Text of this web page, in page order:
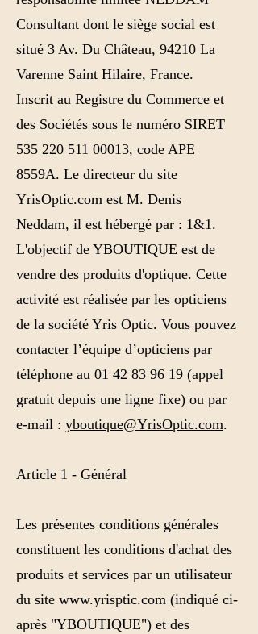
Consultant dont le siège social est
situé 3 Av. Du Château, 94210 La
Varenne Saint Hilaire, France.
Inscrit au Registre du Commerce et
des Sociétés sous le numéro SIRET
535 220 511 00013, code APE
8559A. Le directeur du site
YrisOptic.com est M. Denis
Neddam, il est hébergé par : 1&1.
L'objectif de YBOUTIQUE est de
vendre des produits d'optique. Cette
activité est réalisée par les opticiens
de la société Yris Optic. Vous pouvez
contacter l’équipe d’opticiens par
téléphone au 01 42 83 96 19 (appel
gratuit depuis une ligne fixe) ou par
e-mail : yboutique@YrisOptic.com.
Article 1 - Général
Les présentes conditions générales
constituent les conditions d'achat des
produits et services par un utilisateur
du site www.yrisptic.com (indiqué ci-
après "YBOUTIQUE") et des